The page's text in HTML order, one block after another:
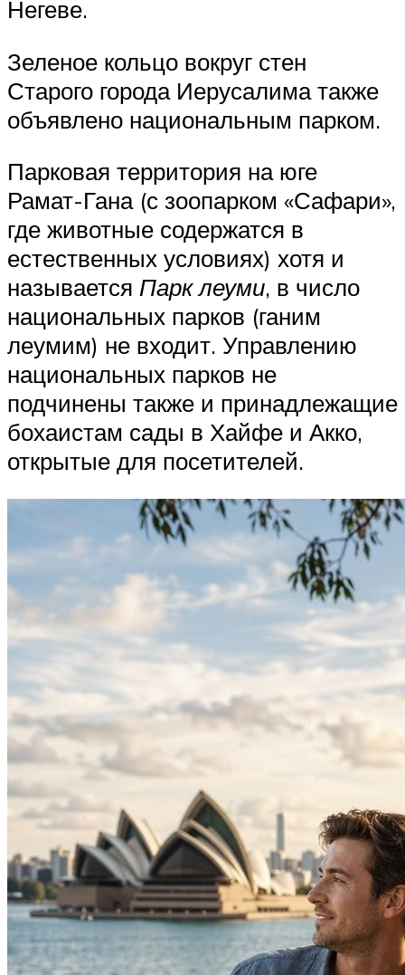
Негеве.
Зеленое кольцо вокруг стен
Старого города Иерусалима также
объявлено национальным парком.
Парковая территория на юге
Рамат-Гана (с зоопарком «Сафари»,
где животные содержатся в
естественных условиях) хотя и
называется Парк леуми, в число
национальных парков (ганим
леумим) не входит. Управлению
национальных парков не
подчинены также и принадлежащие
бохаистам сады в Хайфе и Акко,
открытые для посетителей.